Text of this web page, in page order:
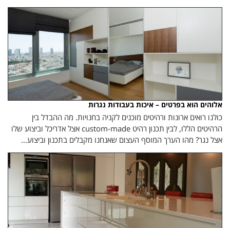
אלוהים הוא בפרטים – איכות בעבודות נגרות
כולנו רואים ארונות ורהיטים מוכנים לקניה בחנויות. מה ההבדל בין
הרהיטים הללו, לבין תכנון רהיט custom-made אצל אדריכל וביצוע שלו
אצל נגר? מהו הערך המוסף העצום שאנחנו מקבלים בתכנון וביצוע...